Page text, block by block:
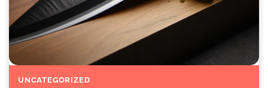
UNCATEGORIZED